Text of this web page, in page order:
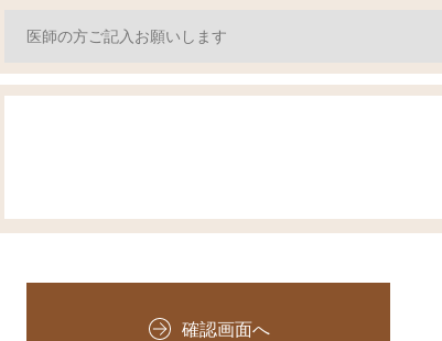
確認画面へ